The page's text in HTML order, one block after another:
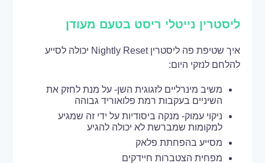
ליסטרין נייטלי ריסט בטעם מעודן
איך שטיפת פה ליסטרין Nightly Reset יכולה לסייע
להלחם לנזקי היום:
משיב מינרליים לזגוגית השן- על מנת לחזק את
השיניים בעקבות רמת פלואוריד גבוהה
ניקוי עמוק- מנקה ביסודיות על ידי זה שמגיע
למקומות שמברשת לא יכולה להגיע
מסייע בהפחתת פלאק
מפחית הצטברות חיידקים